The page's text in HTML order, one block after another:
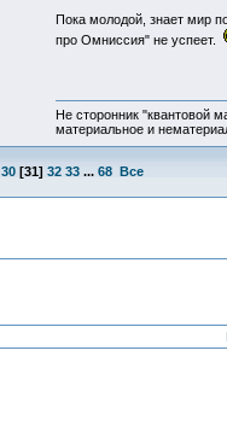
Пока молодой, знает мир
про Омниссия" не успеет.
Не сторонник "квантовой
материальное и
30[31] 32 33 ... 68 Все